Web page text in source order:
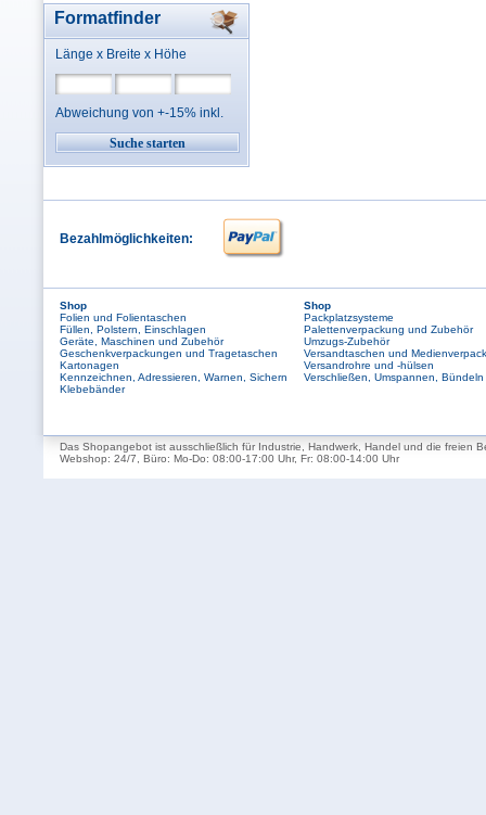
Formatfinder
Länge x Breite x Höhe
Abweichung von +-15% inkl.
Bezahlmöglichkeiten:
Shop
Folien und Folientaschen
Füllen, Polstern, Einschlagen
Geräte, Maschinen und Zubehör
Geschenkverpackungen und Tragetaschen
Kartonagen
Kennzeichnen, Adressieren, Warnen, Sichern
Klebebänder
Shop
Packplatzsysteme
Palettenverpackung und Zubehör
Umzugs-Zubehör
Versandtaschen und
Versandrohre und -hülsen
Verschließen, Umspannen, Bündeln
Das Shopangebot ist ausschließlich für Industrie, Handwerk, Handel und die freien
Webshop: 24/7, Büro: Mo-Do: 08:00-17:00 Uhr, Fr: 08:00-14:00 Uhr